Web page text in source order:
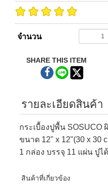
จำนวน
SHARE THIS ITEM
รายละเอียดสินค้า
กระเบื้องปูพื้น SOSUCO
ขนาด 12" x 12"(30 x 30
1 กล่อง บรรจุ 11 แผ่น ปูไ
สินค้าที่เกี่ยวข้อง